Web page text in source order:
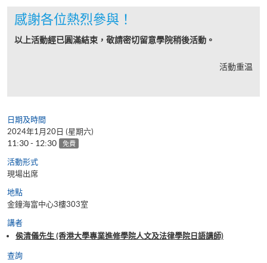
感謝各位熱烈參與！
以上活動經已圓滿結束，敬請密切留意學院稍後活動。
活動重温
日期及時間
2024年1月20日 (星期六)
11:30 - 12:30 免費
活動形式
現場出席
地點
金鐘海富中心3樓303室
講者
侯清儀先生 (香港大學專業進修學院人文及法律學院日語講師)
查詢